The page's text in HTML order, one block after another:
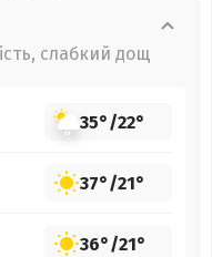
слабкий дощ
35°/22°
37°/21°
36°/21°